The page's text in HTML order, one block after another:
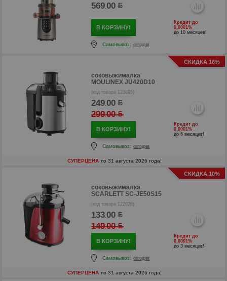
569.00
р
В КОРЗИНУ!
Кредит до
0,0001%
до 10 месяцев!
Самовывоз: сегодня
СКИДКА 16%
соковыжималка
MOULINEX JU420D10
(код товара 123895)
249.00
299.00
В КОРЗИНУ!
Кредит до
0,0001%
до 6 месяцев!
Самовывоз: сегодня
СУПЕРЦЕНА по 31 августа 2026 года!
СКИДКА 10%
соковыжималка
SCARLETT SC-JE50S15
(код товара 122026)
133.00
149.00
В КОРЗИНУ!
Кредит до
0,0001%
до 3 месяцев!
Самовывоз: сегодня
СУПЕРЦЕНА по 31 августа 2026 года!